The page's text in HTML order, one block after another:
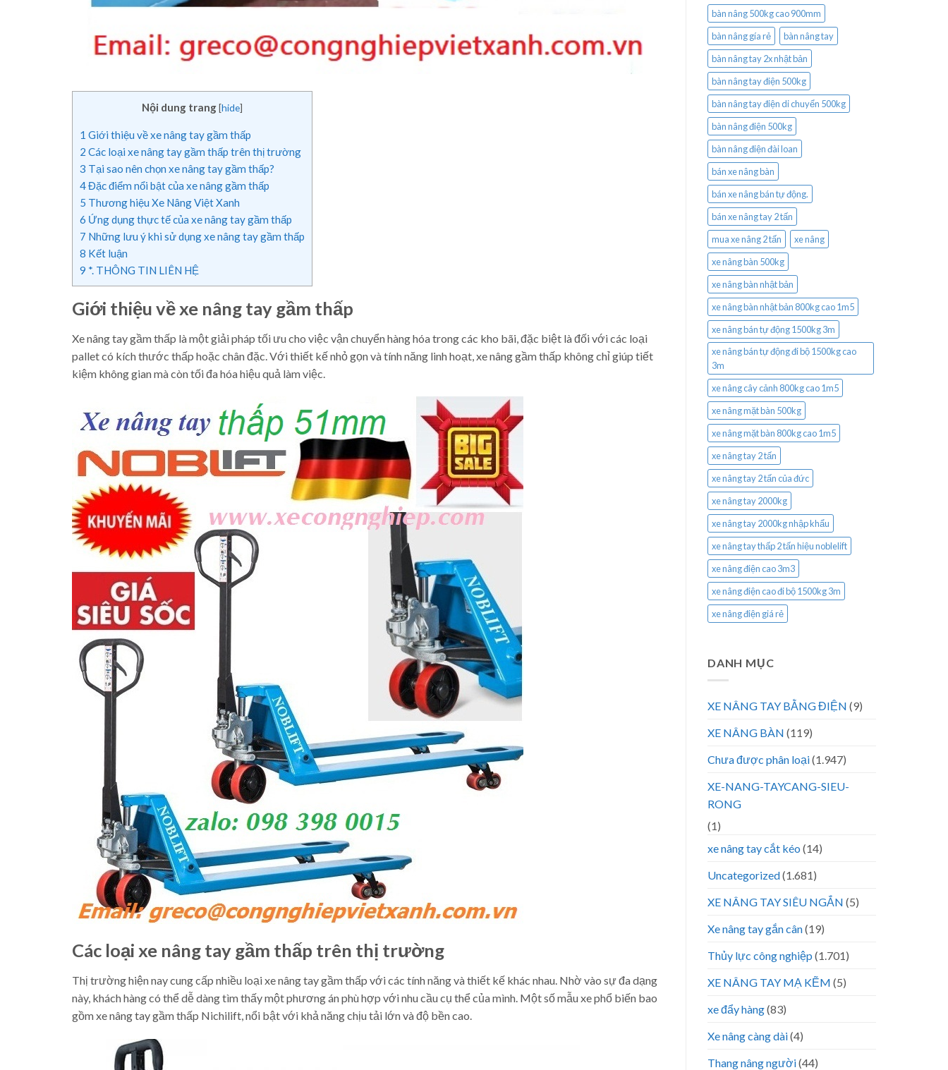
Nội dung trang[hide]
1 Giới thiệu về xe nâng tay gầm thấp
2 Các loại xe nâng tay gầm thấp trên thị trường
3 Tại sao nên chọn xe nâng tay gầm thấp?
4Đặc điểm nổi bật của xe nâng gầm thấp
5 Thương hiệu Xe Nâng Việt Xanh
6 Ứng dụng thực tế của xe nâng tay gầm thấp
7 Những lưu ý khi sử dụng xe nâng tay gầm thấp
8 Kết luận
9 *. THÔNG TIN LIÊN HỆ
Giới thiệu về xe nâng tay gầm thấp
Xe nâng tay gầm thấp là một giải pháp tối ưu cho việc vận chuyển hàng hóa trong các kho bãi, đặc biệt là đối với các loại
pallet có kích thước thấp hoặc chân đặc. Với thiết kế nhỏ gọn và tính năng linh hoạt, xe nâng gầm thấp không chỉ giúp tiết
kiệm không gian mà còn tối đa hóa hiệu quả làm việc.
Các loại xe nâng tay gầm thấp trên thị trường
Thị trường hiện nay cung cấp nhiều loại xe nâng tay gầm thấp với các tính năng và thiết kế khác nhau. Nhờ vào sự đa dạng
này, khách hàng có thể dễ dàng tìm thấy một phương án phù hợp với nhu cầu cụ thể của mình. Một số mẫu xe phổ biến bao
gồm xe nâng tay gầm thấp Nichilift, nổi bật với khả năng chịu tải lớn và độ bền cao.
bàn nâng 500kg cao 900mm
bàn nâng gía rẻ
bàn nâng tay
bàn nâng tay 2x nhật bản
bàn nâng tay điện 500kg
bàn nâng tay điện di chuyển 500kg
bàn nâng điện 500kg
bàn nâng điện đài loan
bán xe nâng bàn
bán xe nâng bán tự động.
bán xe nâng tay 2 tấn
mua xe nâng 2 tấn
xe nâng
xe nâng bàn 500kg
xe nâng bàn nhật bản
xe nâng bàn nhật bản 800kg cao 1m5
xe nâng bán tự động 1500kg 3m
xe nâng bán tự động đi bộ 1500kg cao
3m
xe nâng cây cảnh 800kg cao 1m5
xe nâng mặt bàn 500kg
xe nâng mặt bàn 800kg cao 1m5
xe nâng tay 2 tấn
xe nâng tay 2 tấn của đức
xe nâng tay 2000kg
xe nâng tay 2000kg nhập khẩu
xe nâng tay thấp 2 tấn hiệu noblelift
xe nâng điện cao 3m3
xe nâng điện cao đi bộ 1500kg 3m
xe nâng điện giá rẻ
DANH MỤC
XE NÂNG TAY BẰNG ĐIỆN (9)
XE NÂNG BÀN (119)
Chưa được phân loại(1.947)
XE-NANG-TAYCANG-SIEU-
RONG
(1)
xe nâng tay cắt kéo (14)
Uncategorized(1.681)
XE NÂNG TAY SIÊU NGẮN (5)
Xe nâng tay gắn cân(19)
Thủy lực công nghiệp (1.701)
XE NÂNG TAY MẠ KẼM (5)
xe đẩy hàng(83)
Xe nâng càng dài(4)
Thang nâng người(44)